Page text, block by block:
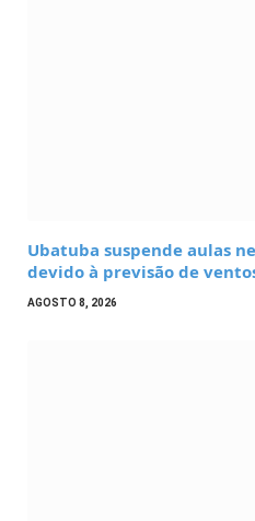
Ubatuba suspende aulas
devido à previsão de
AGOSTO 8, 2026